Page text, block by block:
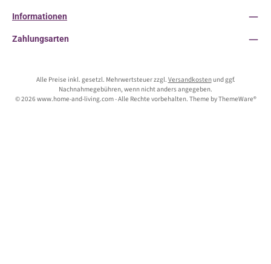
Informationen
Zahlungsarten
Alle Preise inkl. gesetzl. Mehrwertsteuer zzgl. Versandkostenund ggf.
Nachnahmegebühren, wenn nicht anders angegeben.
© 2026 www.home-and-living.com - Alle Rechte vorbehalten. Theme byThemeWare®